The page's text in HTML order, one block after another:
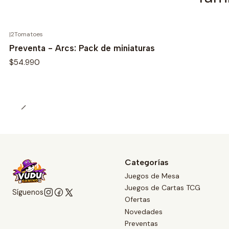
|2Tomatoes
Preventa - Arcs: Pack de miniaturas
$54.990
Síguenos
Categorías
Juegos de Mesa
Juegos de Cartas TCG
Ofertas
Novedades
Preventas